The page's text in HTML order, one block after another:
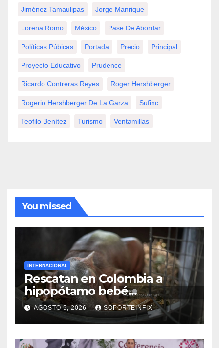
Jiménez Tamaulipas Jorge Manrique
Lorena Romo México Pase De Abordar
Políticas Púbicas Portada Precio Principal
Proyecto Educativo Prudence
Ricardo Contreras Reyes Roger Hershberger
Rogerio Hershberger De La Garza Sufinc
Teofilo Benítez Turismo Ventamillas
You missed
INTERNACIONAL
Rescatan en Colombia a
hipopótamo bebé
desnutrido, descendiente de
la colonia de Pablo Escobar
AGOSTO 5, 2026 SOPORTEINFIX